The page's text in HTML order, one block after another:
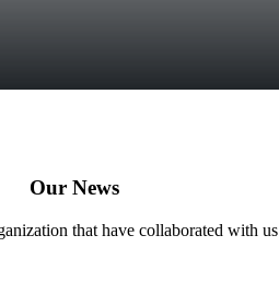
Our News
that have collaborated with us